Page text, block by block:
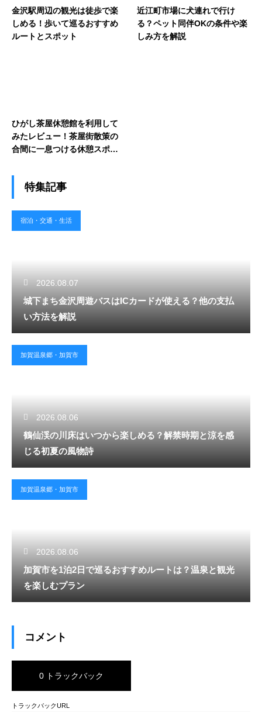
金沢駅周辺の観光は徒歩で楽
しめる！歩いて巡るおすすめ
ルートとスポット
近江町市場に犬連れで行け
る？ペット同伴OKの条件や楽
しみ方を解説
ひがし茶屋休憩館を利用して
みたレビュー！茶屋街散策の
合間に一息つける休憩スポッ
特集記事
宿泊・交通・生活
2026.08.07
城下まち金沢周遊バスはICカードが使える？他の支払
い方法を解説
加賀温泉郷・加賀市
2026.08.06
鶴仙渓の川床はいつから楽しめる？解禁時期と涼を感
じる初夏の風物詩
加賀温泉郷・加賀市
2026.08.06
加賀市を1泊2日で巡るおすすめルートは？温泉と観光
を楽しむプラン
コメント
0 トラックバック
トラックバックURL